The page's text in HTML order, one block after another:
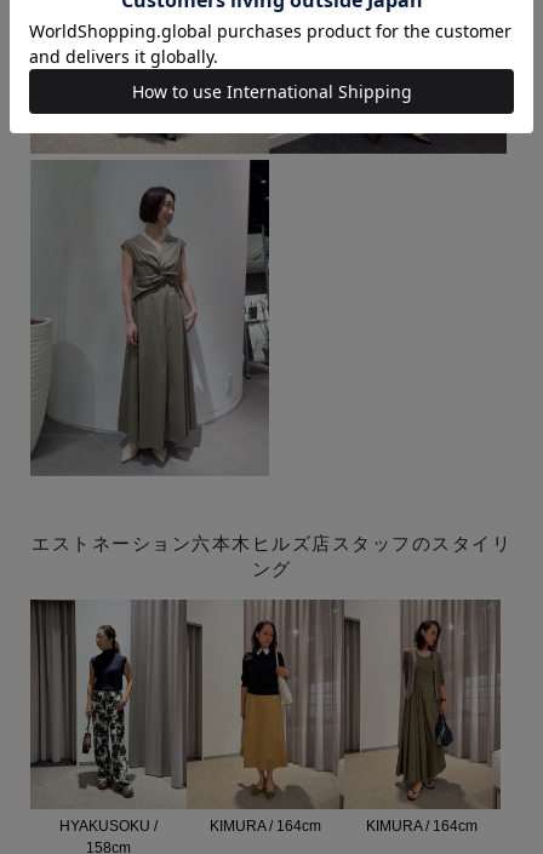
エストネーション六本木ヒルズ店スタッフのスタイリ
ング
HYAKUSOKU /
158cm
KIMURA / 164cm KIMURA / 164cm